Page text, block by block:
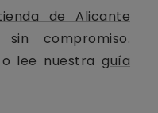
de Alicante
compromiso.
o lee nuestraguía